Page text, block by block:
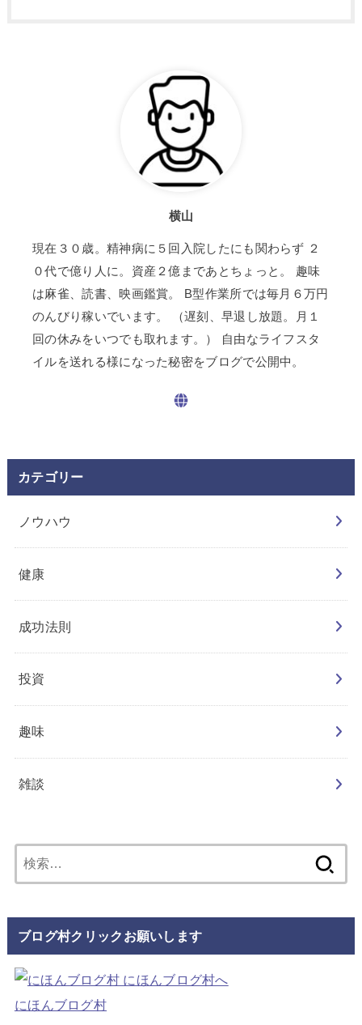
横山
現在３０歳。精神病に５回入院したにも関わらず ２
０代で億り人に。資産２億まであとちょっと。 趣味
は麻雀、読書、映画鑑賞。 B型作業所では毎月６万円
のんびり稼いでいます。 （遅刻、早退し放題。月１
回の休みをいつでも取れます。） 自由なライフスタ
イルを送れる様になった秘密をブログで公開中。
カテゴリー
ノウハウ
健康
成功法則
投資
趣味
雑談
索:
ブログ村クリックお願いします
にほんブログ村